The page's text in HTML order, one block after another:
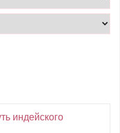
индейского